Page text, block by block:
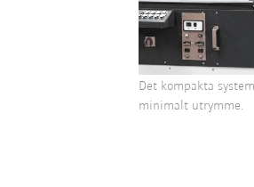
Det kompakta
minimalt utrymme.